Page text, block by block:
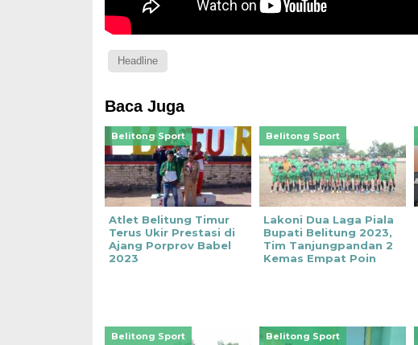
Headline
Baca Juga
Belitong Sport
Atlet Belitung Timur
Terus Ukir Prestasi di
Ajang Porprov Babel
2023
Belitong Sport
Lakoni Dua Laga Piala
Bupati Belitung 2023,
Tim Tanjungpandan 2
Kemas Empat Poin
Belitong Sport Belitong Sport